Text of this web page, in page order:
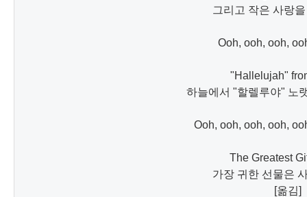
그리고 작은 사랑
Ooh, ooh, ooh,
"Hallelujah"
하늘에서 "할렐루야" 노
Ooh, ooh, ooh, ooh,
The Greatest
가장 귀한 선물은
[옮김]